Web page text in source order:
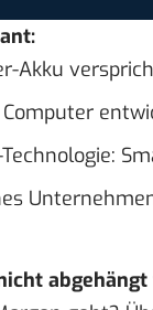
Akku
Technologie: